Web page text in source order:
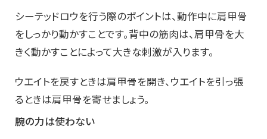
シーテッドロウを行う際のポイントは、動作中に肩甲骨
をしっかり動かすことです。背中の筋肉は、肩甲骨を大
きく動かすことによって大きな刺激が入ります。
ウエイトを戻すときは肩甲骨を開き、ウエイトを引っ張
るときは肩甲骨を寄せましょう。
腕の力は使わない